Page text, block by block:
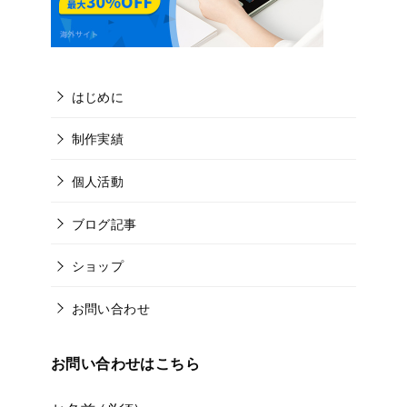
はじめに
制作実績
個人活動
ブログ記事
ショップ
お問い合わせ
お問い合わせはこちら